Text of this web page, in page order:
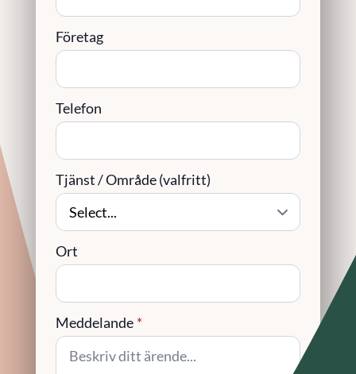
Företag
Telefon
Tjänst / Område (valfritt)
Ort
Meddelande *